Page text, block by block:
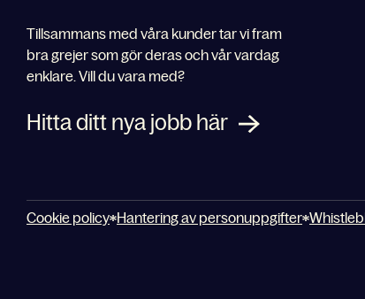
Tillsammans med våra kunder tar vi fram
bra grejer som gör deras och vår vardag
enklare. Vill du vara med?
Hitta ditt nya jobb här
Cookie policy Hantering av personuppgifter